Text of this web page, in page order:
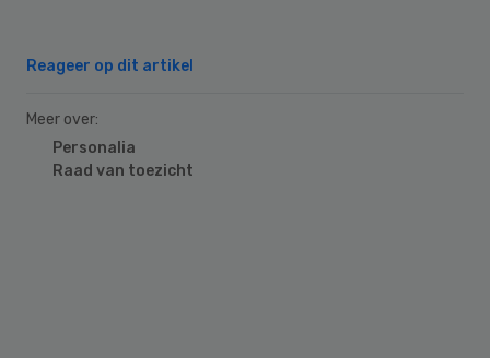
Reageer op dit artikel
Meer over:
Personalia
Raad van toezicht